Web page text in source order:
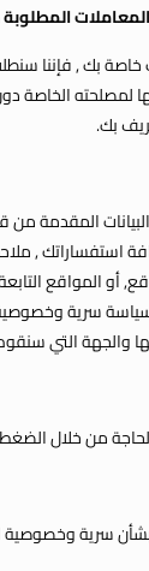
المعاملات
خاصة بك , فإننا
الخاصة
بك.
المقدمة من
استفساراتك ,
أو المواقع
سرية وخصوصية
التي سنقوم
من خلال
سرية وخصوصية